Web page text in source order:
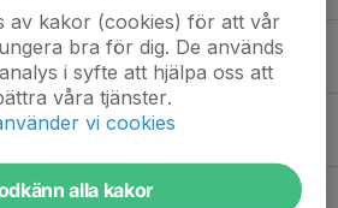
av kakor (cookies) för att vår
bra för dig. De används
i syfte att hjälpa oss att
våra tjänster.
vi cookies
alla kakor